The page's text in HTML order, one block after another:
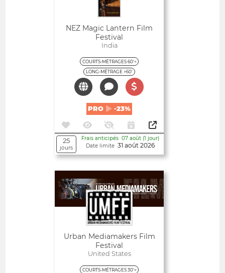
NEZ Magic Lantern Film
Festival
India
COURTS-MÉTRAGES 60'<
LONG-MÉTRAGE >60'
PRO -23%
25
jours
Frais anticipés 07 août (1 jour)
Date limite 31 août 2026
Urban Mediamakers Film
Festival
United States
COURTS-MÉTRAGES 30'<